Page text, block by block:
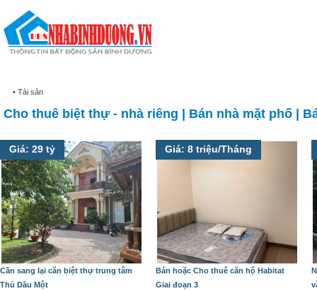
• Tài sản
Cho thuê biệt thự - nhà riêng Bán nhà mặt phố
Giá: 29 tỷ
Cần sang lại căn biệt thự trung tâm
Thủ Dầu Một
Giá: 8 triệu/Tháng
Bán hoặc Cho thuê căn hộ Habitat
Giai đoạn 3